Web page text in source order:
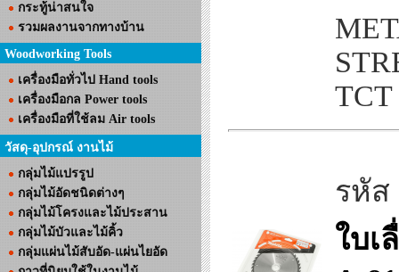
กระทู้น่าสนใจ
รวมผลงานจากทางบ้าน
Woodworking Tools
เครื่องมือทั่วไป Hand tools
เครื่องมือกล Power tools
เครื่องมือที่ใช้ลม Air tools
วัสดุ-อุปกรณ์ งานไม้
กลุ่มไม้แปรรูป
กลุ่มไม้อัดชนิดต่างๆ
กลุ่มไม้โครงและไม้ประสาน
กลุ่มไม้บัวและไม้คิ้ว
กลุ่มแผ่นไม้สับอัด-แผ่นไยอัด
รหัส
ใบเ